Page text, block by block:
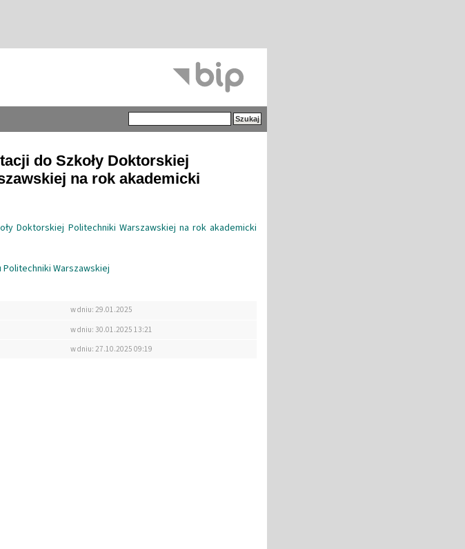
do Szkoły Doktorskiej
na rok akademicki
Doktorskiej Politechniki Warszawskiej na rok akademicki
Politechniki Warszawskiej
w dniu: 29.01.2025
w dniu: 30.01.2025 13:21
w dniu: 27.10.2025 09:19